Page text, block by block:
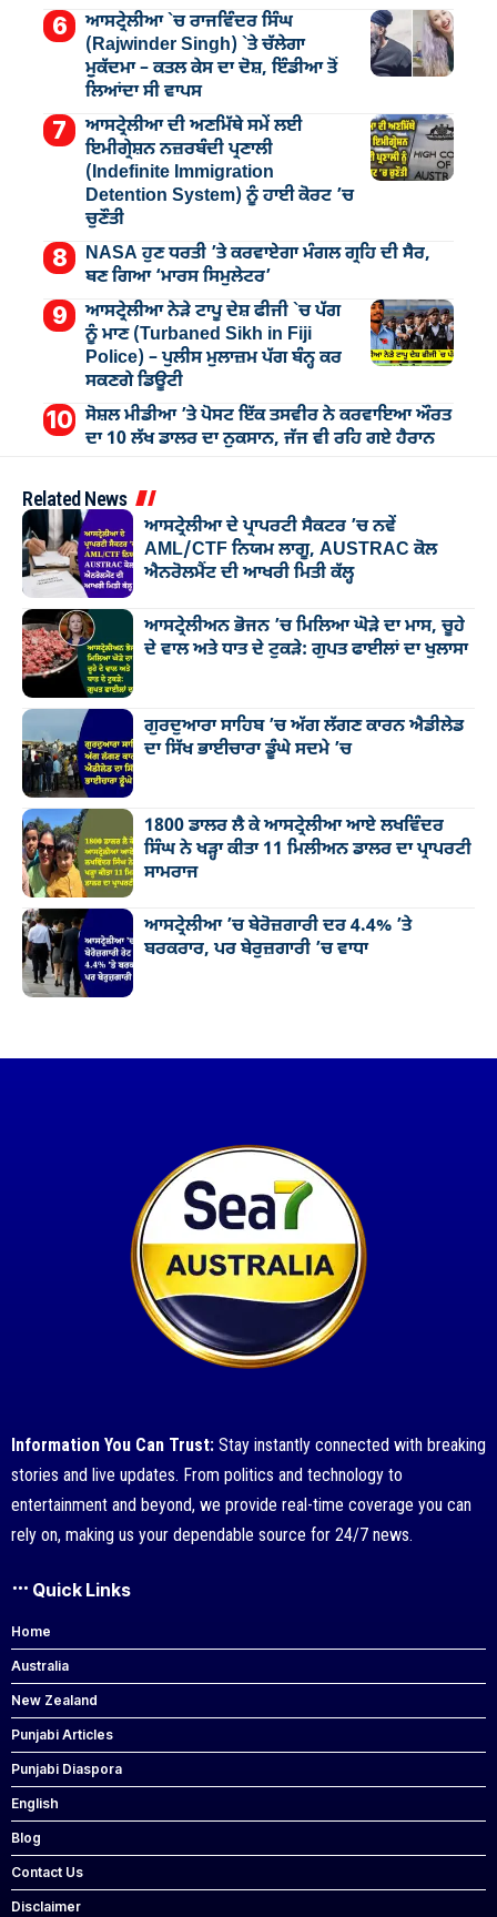
ਆਸਟ੍ਰੇਲੀਆ `ਚ ਰਾਜਵਿੰਦਰ ਸਿੰਘ
(Rajwinder Singh) `ਤੇ ਚੱਲੇਗਾ
ਮੁੁਕੱਦਮਾ – ਕਤਲ ਕੇਸ ਦਾ ਦੋਸ਼, ਇੰਡੀਆ ਤੋਂ
ਲਿਆਂਦਾ ਸੀ ਵਾਪਸ
ਆਸਟ੍ਰੇਲੀਆ ਦੀ ਅਣਮਿੱਥੇ ਸਮੇਂ ਲਈ
ਇਮੀਗ੍ਰੇਸ਼ਨ ਨਜ਼ਰਬੰਦੀ ਪ੍ਰਣਾਲੀ
(Indefinite Immigration
Detention System) ਨੂੰ ਹਾਈ ਕੋਰਟ ’ਚ
ਚੁਣੌਤੀ
NASA ਹੁਣ ਧਰਤੀ ’ਤੇ ਕਰਵਾਏਗਾ ਮੰਗਲ ਗ੍ਰਹਿ ਦੀ ਸੈਰ,
ਬਣ ਗਿਆ ‘ਮਾਰਸ ਸਿਮੁਲੇਟਰ’
ਆਸਟ੍ਰੇਲੀਆ ਨੇੜੇ ਟਾਪੂ ਦੇਸ਼ ਫੀਜੀ `ਚ ਪੱਗ
ਨੂੰ ਮਾਣ (Turbaned Sikh in Fiji
Police) – ਪੁਲੀਸ ਮੁਲਾਜ਼ਮ ਪੱਗ ਬੰਨ੍ਹ ਕਰ
ਸਕਣਗੇ ਡਿਊਟੀ
ਸੋਸ਼ਲ ਮੀਡੀਆ ’ਤੇ ਪੋਸਟ ਇੱਕ ਤਸਵੀਰ ਨੇ ਕਰਵਾਇਆ ਔਰਤ
ਦਾ 10 ਲੱਖ ਡਾਲਰ ਦਾ ਨੁਕਸਾਨ, ਜੱਜ ਵੀ ਰਹਿ ਗਏ ਹੈਰਾਨ
Related News
ਆਸਟ੍ਰੇਲੀਆ ਦੇ ਪ੍ਰਾਪਰਟੀ ਸੈਕਟਰ ’ਚ ਨਵੇਂ
AML/CTF ਨਿਯਮ ਲਾਗੂ, AUSTRAC ਕੋਲ
ਐਨਰੋਲਮੈਂਟ ਦੀ ਆਖਰੀ ਮਿਤੀ ਕੱਲ੍ਹ
ਆਸਟ੍ਰੇਲੀਅਨ ਭੋਜਨ ’ਚ ਮਿਲਿਆ ਘੋੜੇ ਦਾ ਮਾਸ, ਚੂਹੇ
ਦੇ ਵਾਲ ਅਤੇ ਧਾਤ ਦੇ ਟੁਕੜੇ: ਗੁਪਤ ਫਾਈਲਾਂ ਦਾ ਖੁਲਾਸਾ
ਗੁਰਦੁਆਰਾ ਸਾਹਿਬ ’ਚ ਅੱਗ ਲੱਗਣ ਕਾਰਨ ਐਡੀਲੇਡ
ਦਾ ਸਿੱਖ ਭਾਈਚਾਰਾ ਡੂੰਘੇ ਸਦਮੇ ’ਚ
1800 ਡਾਲਰ ਲੈ ਕੇ ਆਸਟ੍ਰੇਲੀਆ ਆਏ ਲਖਵਿੰਦਰ
ਸਿੰਘ ਨੇ ਖੜ੍ਹਾ ਕੀਤਾ 11 ਮਿਲੀਅਨ ਡਾਲਰ ਦਾ ਪ੍ਰਾਪਰਟੀ
ਸਾਮਰਾਜ
ਆਸਟ੍ਰੇਲੀਆ ’ਚ ਬੇਰੋਜ਼ਗਾਰੀ ਦਰ 4.4% ’ਤੇ
ਬਰਕਰਾਰ, ਪਰ ਬੇਰੁਜ਼ਗਾਰੀ ’ਚ ਵਾਧਾ
Information You Can Trust: Stay instantly connected with breaking
stories and live updates. From politics and technology to
entertainment and beyond, we provide real-time coverage you can
rely on, making us your dependable source for 24/7 news.
Quick Links
Home
Australia
New Zealand
Punjabi Articles
Punjabi Diaspora
English
Blog
Contact Us
Disclaimer